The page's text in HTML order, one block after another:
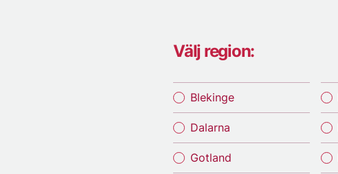
Välj region:
Blekinge
Dalarna
Gotland